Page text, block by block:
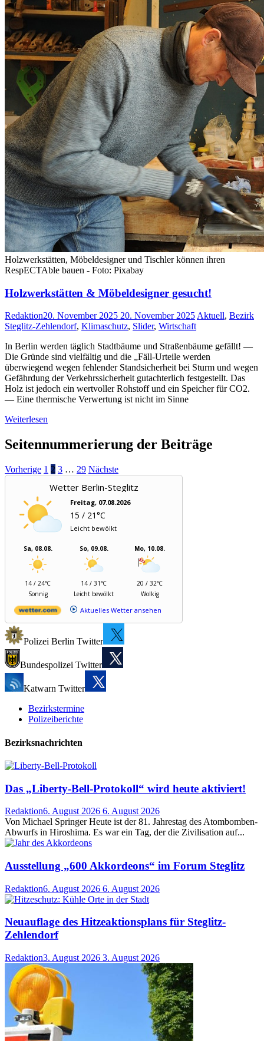
Holzwerkstätten, Möbeldesigner und Tischler können ihren
RespECTAble bauen - Foto: Pixabay
Holzwerkstätten & Möbeldesigner gesucht!
Redaktion20. November 2025 20. November 2025Aktuell, Bezirk
Steglitz-Zehlendorf, Klimaschutz, Slider, Wirtschaft
In Berlin werden täglich Stadtbäume und Straßenbäume gefällt! —
Die Gründe sind vielfältig und die „Fäll-Urteile werden
überwiegend wegen fehlender Standsicherheit bei Sturm und wegen
Gefährdung der Verkehrssicherheit gutachterlich festgestellt. Das
Holz ist jedoch ein wertvoller Rohstoff und ein Speicher für CO2.
— Eine thermische Verwertung ist nicht im Sinne
Weiterlesen
Seitennummerierung der Beiträge
Vorherige 1 2 3 … 29 Nächste
Wetter Berlin-Steglitz
Freitag, 07.08.2026
15 / 21°C
Leicht bewölkt
Sa, 08.08.
14 / 24°C
Sonnig
So, 09.08.
14 / 31°C
Leicht bewölkt
Mo, 10.08.
20 / 32°C
Wolkig
Aktuelles Wetter ansehen
Polizei Berlin Twitter
Bundespolizei Twitter
Katwarn Twitter
Bezirkstermine
Polizeiberichte
Bezirksnachrichten
Das „Liberty-Bell-Protokoll“ wird heute aktiviert!
Redaktion6. August 2026 6. August 2026
Von Michael Springer Heute ist der 81. Jahrestag des Atombomben-
Abwurfs in Hiroshima. Es war ein Tag, der die Zivilisation auf...
Ausstellung „600 Akkordeons“ im Forum Steglitz
Redaktion6. August 2026 6. August 2026
Neuauflage des Hitzeaktionsplans für Steglitz-
Zehlendorf
Redaktion3. August 2026 3. August 2026